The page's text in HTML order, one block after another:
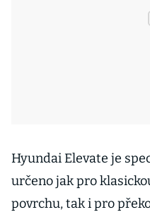
Hyundai Elevate je
určeno jak pro
povrchu, tak i pro